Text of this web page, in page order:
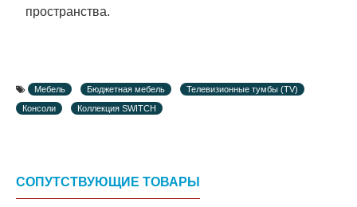
пространства.
Мебель Бюджетная мебель
Телевизионные тумбы (TV)
Консоли
Коллекция SWITCH
СОПУТСТВУЮЩИЕ ТОВАРЫ